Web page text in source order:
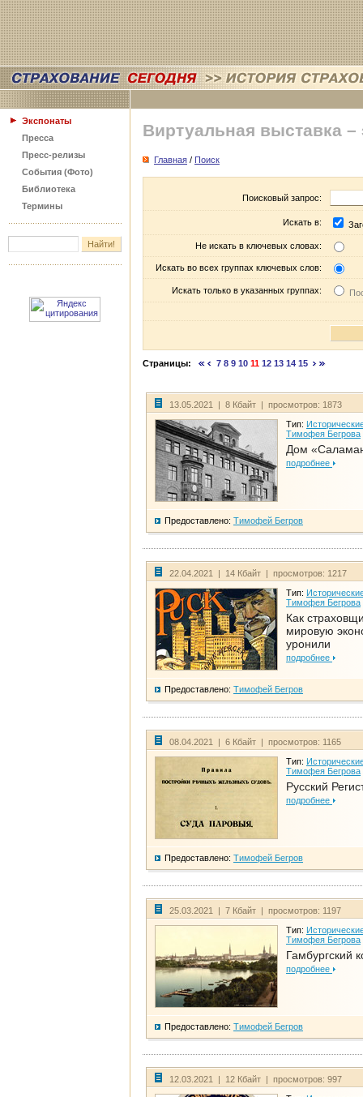
Экспонаты
Пресса
Пресс-релизы
События (Фото)
Библиотека
Термины
Виртуальная выставка –
Главная / Поиск
Поисковый запрос:
Искать в:
Не искать в ключевых словах:
Искать во всех группах ключевых слов:
Искать только в указанных группах:
Страницы: 7 8 9 10 11 12 13 14 15
13.05.2021 | 8 Кбайт | просмотров: 1873
Тип:
Тимофея Бегрова
Дом
подробнее
Предоставлено: Тимофей Бегров
22.04.2021 | 14 Кбайт | просмотров: 1217
Тип:
Тимофея Бегрова
Как
мировую
уронили
подробнее
Предоставлено: Тимофей Бегров
08.04.2021 | 6 Кбайт | просмотров: 1165
Тип:
Тимофея Бегрова
Русский
подробнее
Предоставлено: Тимофей Бегров
25.03.2021 | 7 Кбайт | просмотров: 1197
Тип:
Тимофея Бегрова
Гамбургский
подробнее
Предоставлено: Тимофей Бегров
12.03.2021 | 12 Кбайт | просмотров: 997